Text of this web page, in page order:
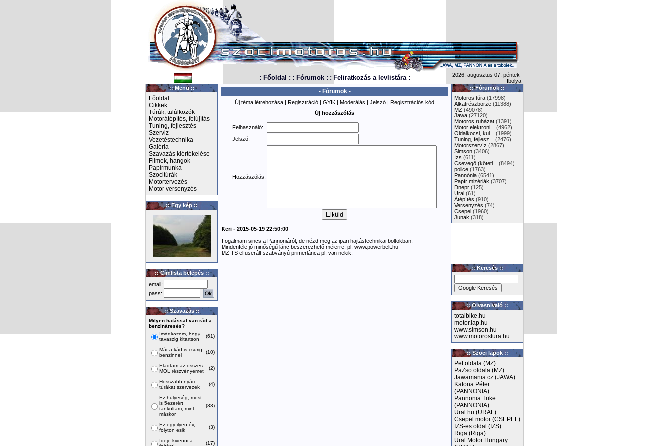
: Főoldal : : Fórumok : : Feliratkozás a levlistára :
2026. augusztus 07. péntek
Ibolya
:: Menü ::
Főoldal
Cikkek
Túrák, találkozók
Motorátépítés, felújítás
Tuning, fejlesztés
Szerviz
Vezetéstechnika
Galéria
Szavazás kiértékelése
Filmek, hangok
Papírmunka
Szocitúrák
Motortervezés
Motor versenyzés
:: Egy kép ::
:: Címlista belépés ::
email:
pass:
:: Szavazás ::
Milyen hatással van rád a
benzináresés?
Imádkozom, hogy
tavaszig kitartson
(61)
Már a kád is csurig
benzinnel
(10)
Eladtam az összes
MOL részvényemet
(2)
Hosszabb nyári
túrákat szervezek
(4)
Ez hülyeség, most
is 5ezerért
tankoltam, mint
máskor
(33)
Ez egy ilyen év,
folyton esik
(3)
Ideje kivenni a
(17)
- Fórumok -
Új téma létrehozása | Regisztráció | GYIK | Moderálás | Jelszó | Regisztrációs kód
Új hozzászólás
Felhasználó:
Jelszó:
Hozzászólás:
Keri - 2015-05-19 22:50:00
Fogalmam sincs a Pannoniáról, de nézd meg az ipari hajtástechnikai boltokban.
Mindenféle jó minőségű lánc beszerezhető méterre. pl. www.powerbelt.hu
MZ TS elfuserált szabványú primerlánca pl. van nekik.
:: Fórumok ::
Motoros túra (17998)
Alkatrészbörze (11388)
MZ (49078)
Jawa (27120)
Motoros ruházat (1391)
Motor elektroni...
(4962)
Oldalkocsi, kul...
(1999)
Tuning, fejlesz...
(2476)
Motorszervíz (2867)
Simson (3406)
Izs (611)
Csevegő (kötetl...
(8494)
police (1763)
Pannónia (6541)
Papír mizériák (3707)
Dnepr (125)
Ural (61)
Átépítés (910)
Versenyzés (74)
Csepel (1960)
Junak (318)
:: Keresés ::
:: Olvasnivaló ::
totalbike.hu
motor.lap.hu
www.simson.hu
www.motorostura.hu
:: Szoci lapok ::
Pet oldala (MZ)
PaZso oldala (MZ)
Jawamania.cz (JAWA)
Katona Péter
(PANNONIA)
Pannonia Trike
(PANNONIA)
Ural.hu (URAL)
Csepel motor (CSEPEL)
IZS-es oldal (IZS)
Riga (Riga)
Ural Motor Hungary